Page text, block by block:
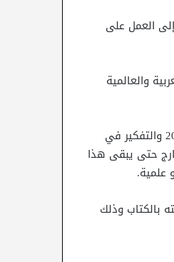
العمل على
والعالمية
كما دعت اطارات الوزارة والهيئة التنظيمية إلى مضاعفة الجهود لتأمين تنظيم جيد لدورة 2025 والتفكير في
حتى يبقى هذا
علمية.
بالكتاب وذلك